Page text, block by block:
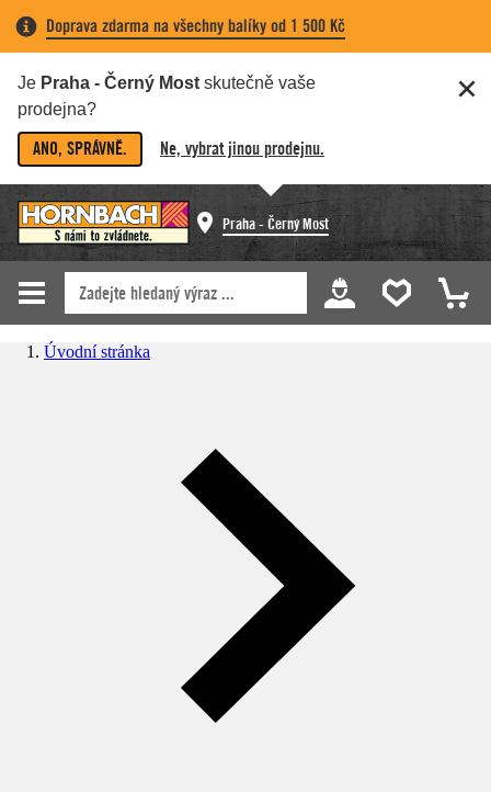
Doprava zdarma na všechny balíky od 1 500 Kč
Je Praha - Černý Most skutečně vaše
prodejna?
ANO, SPRÁVNĚ. Ne, vybrat jinou prodejnu.
Praha - Černý Most
Úvodní stránka